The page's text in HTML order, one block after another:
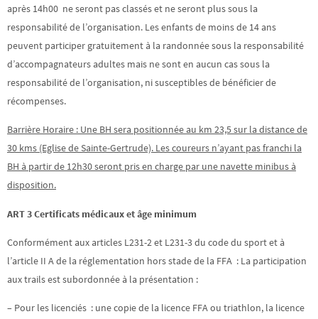
après 14h00 ne seront pas classés et ne seront plus sous la
responsabilité de l’organisation. Les enfants de moins de 14 ans
peuvent participer gratuitement à la randonnée sous la responsabilité
d’accompagnateurs adultes mais ne sont en aucun cas sous la
responsabilité de l’organisation, ni susceptibles de bénéficier de
récompenses.
Barrière Horaire : Une BH sera positionnée au km 23,5 sur la distance de
30 kms (Eglise de Sainte-Gertrude). Les coureurs n’ayant pas franchi la
BH à partir de 12h30 seront pris en charge par une navette minibus à
disposition.
ART 3 Certificats médicaux et âge minimum
Conformément aux articles L231-2 et L231-3 du code du sport et à
l’article II A de la réglementation hors stade de la FFA : La participation
aux trails est subordonnée à la présentation :
– Pour les licenciés : une copie de la licence FFA ou triathlon, la licence